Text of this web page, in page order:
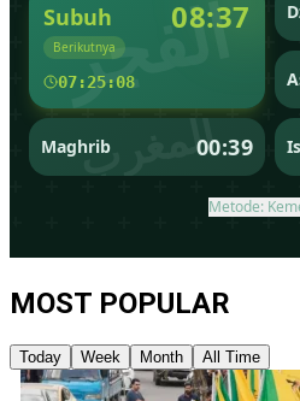
MOST POPULAR
Today Week Month All Time